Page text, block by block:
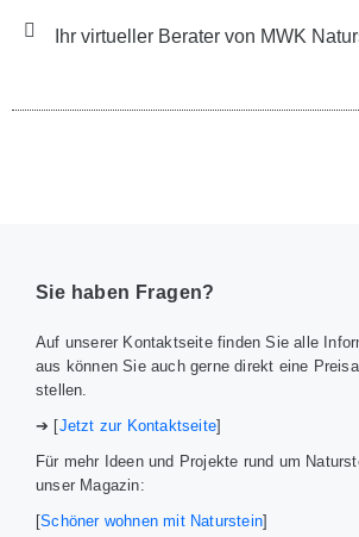
Ihr virtueller Berater von MWK
Sie haben Fragen?
Auf unserer Kontaktseite finden Sie alle
aus können Sie auch gerne direkt eine
stellen.
➔ [Jetzt zur Kontaktseite]
Für mehr Ideen und Projekte rund um
unser Magazin:
[Schöner wohnen mit Naturstein]